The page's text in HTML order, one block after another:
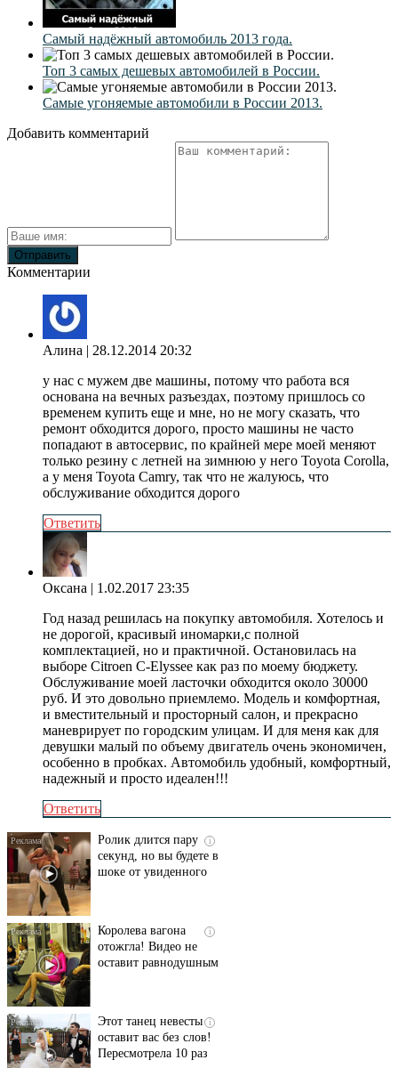
Самый надёжный автомобиль 2013 года.
Топ 3 самых дешевых автомобилей в России.
Самые угоняемые автомобили в России 2013.
Добавить комментарий
Комментарии
Алина | 28.12.2014 20:32
у нас с мужем две машины, потому что работа вся
основана на вечных разъездах, поэтому пришлось со
временем купить еще и мне, но не могу сказать, что
ремонт обходится дорого, просто машины не часто
попадают в автосервис, по крайней мере моей меняют
только резину с летней на зимнюю у него Toyota Corolla,
а у меня Toyota Camry, так что не жалуюсь, что
обслуживание обходится дорого
Ответить
Оксана | 1.02.2017 23:35
Год назад решилась на покупку автомобиля. Хотелось и
не дорогой, красивый иномарки,с полной
комплектацией, но и практичной. Остановилась на
выборе Citroen C-Elyssee как раз по моему бюджету.
Обслуживание моей ласточки обходится около 30000
руб. И это довольно приемлемо. Модель и комфортная,
и вместительный и просторный салон, и прекрасно
маневрирует по городским улицам. И для меня как для
девушки малый по объему двигатель очень экономичен,
особенно в пробках. Автомобиль удобный, комфортный,
надежный и просто идеален!!!
Ответить
i
Ролик длится пару
секунд, но вы будете в
шоке от увиденного
i
Королева вагона
отожгла! Видео не
оставит равнодушным
i
Этот танец невесты
оставит вас без слов!
Пересмотрела 10 раз